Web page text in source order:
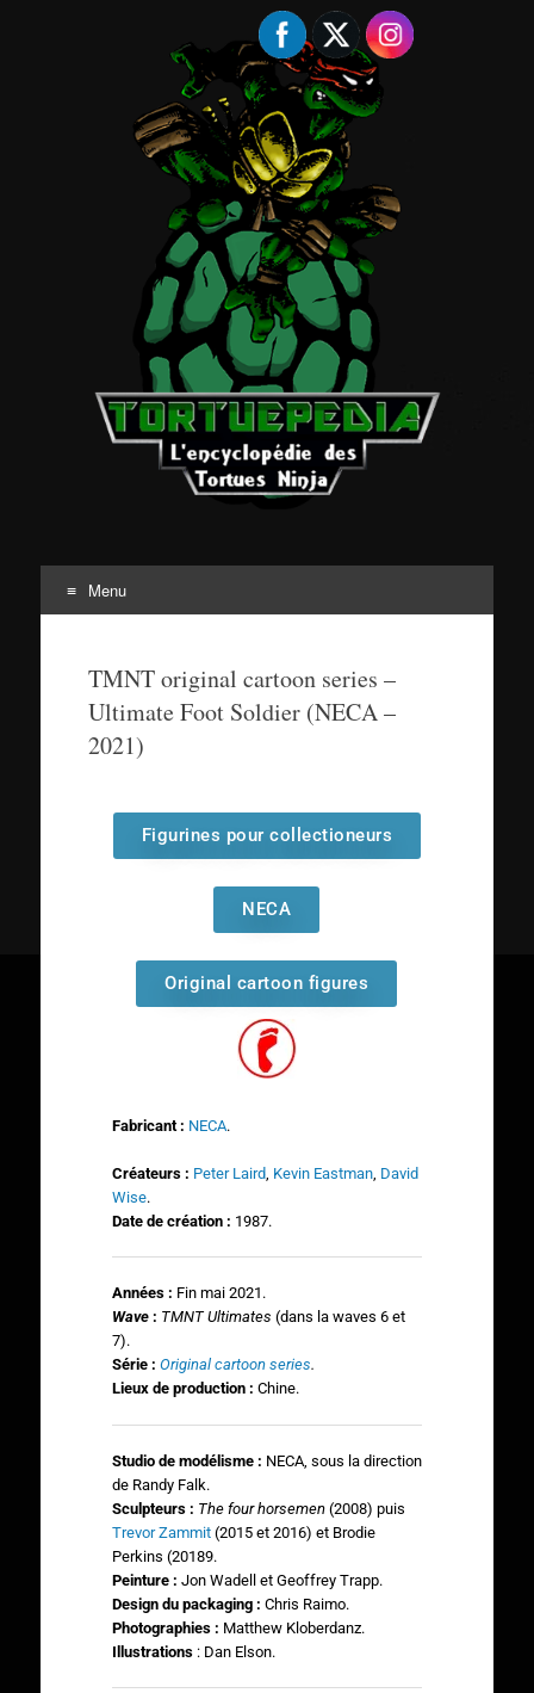
Menu
TMNT original cartoon series –
Ultimate Foot Soldier (NECA –
2021)
Figurines pour collectioneurs
NECA
Original cartoon figures
Fabricant : NECA.
Créateurs : Peter Laird Kevin Eastman, David
Wise.
Date de création : 1987.
Années : Fin mai 2021.
Wave: TMNT Ultimates (dans la waves 6 et
7).
Série : Original cartoon series.
Lieux de production : Chine.
Studio de modélisme : NECA, sous la direction
de Randy Falk.
Sculpteurs : The four horsemen(2008) puis
Trevor Zammit(2015 et 2016) et Brodie
Perkins (20189.
Peinture : Jon Wadell et Geoffrey Trapp.
Design du packaging : Chris Raimo.
Photographies : Matthew Kloberdanz.
Illustrations: Dan Elson.